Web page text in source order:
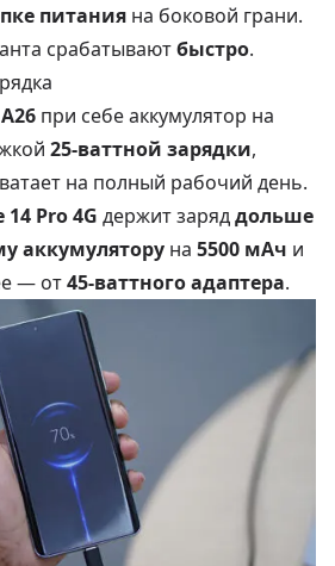
питания на боковой грани.
срабатываютбыстро.
при себе аккумулятор на
25-ваттной зарядки,
на полный рабочий день.
Pro 4G держит заряддольше
аккумулятору на 5500 мАч и
— от45-ваттного адаптера.